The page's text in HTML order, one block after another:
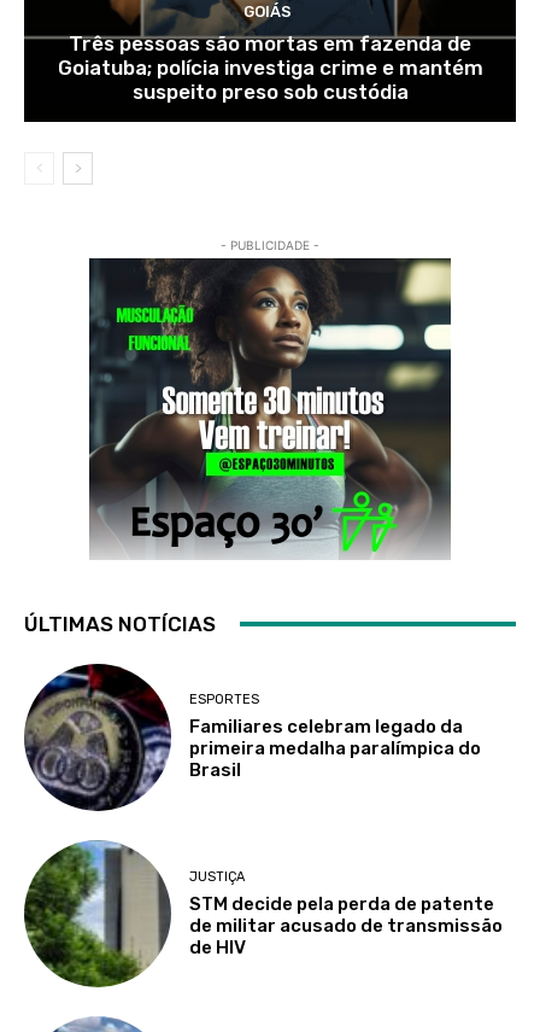
GOIÁS
Três pessoas são mortas em fazenda de
Goiatuba; polícia investiga crime e mantém
suspeito preso sob custódia
- PUBLICIDADE -
ÚLTIMAS NOTÍCIAS
ESPORTES
Familiares celebram legado da
primeira medalha paralímpica do
Brasil
JUSTIÇA
STM decide pela perda de patente
de militar acusado de transmissão
de HIV